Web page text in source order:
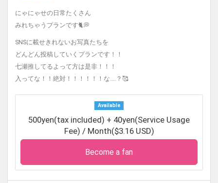
にゃにゃせの日常たくさん
みれちゃうプランです🐈💭
SNSに載せきれないお写真たちを
どんどん投稿していくプランです！！
七瀬推してるよって方は是非！！！
入ってな！！絶対！！！！！！な....？🥰
Available
500yen(tax included) + 40yen(Service Usage
Fee) / Month($3.16 USD)
Become a fan